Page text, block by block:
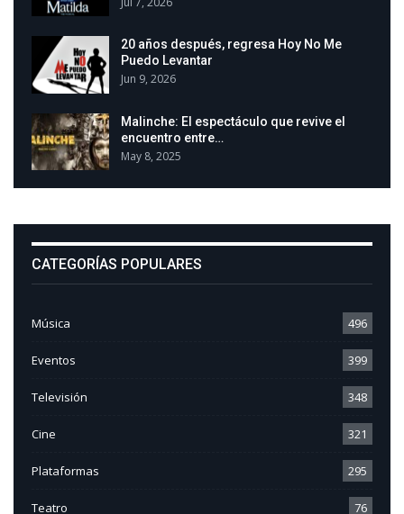
20 años después, regresa Hoy No Me
Puedo Levantar
Jun 9, 2026
Malinche: El espectáculo que revive el
encuentro entre…
May 8, 2025
CATEGORÍAS POPULARES
Música 496
Eventos 399
Televisión 348
Cine 321
Plataformas 295
Teatro 76